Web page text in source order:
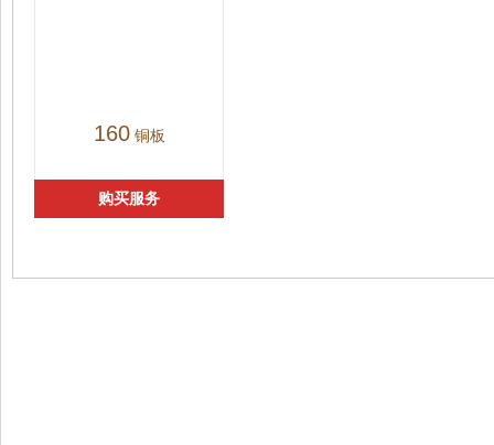
160铜板
购买服务